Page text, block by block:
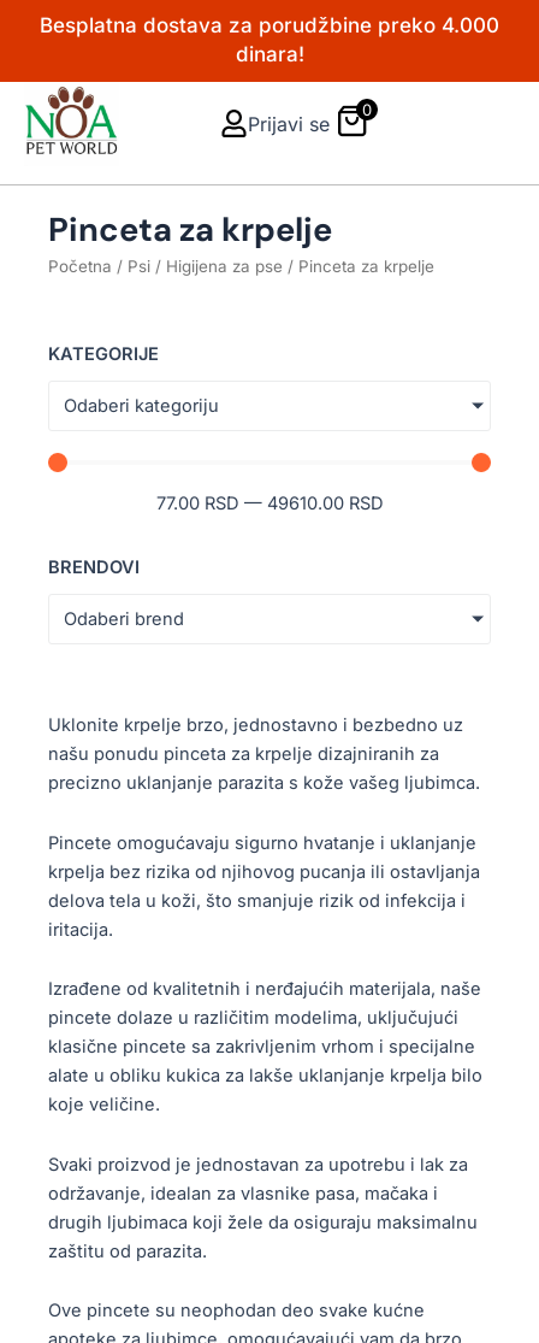
PređiBesplatna dostava za porudžbine preko 4.000
dinara!
Prijavi se
0
Pinceta za krpelje
Početna / Psi / Higijena za pse / Pinceta za krpelje
KATEGORIJE
Odaberi kategoriju
77.00 RSD — 49610.00 RSD
BRENDOVI
Odaberi brend
Uklonite krpelje brzo, jednostavno i bezbedno uz
našu ponudu pinceta za krpelje dizajniranih za
precizno uklanjanje parazita s kože vašeg ljubimca.
Pincete omogućavaju sigurno hvatanje i uklanjanje
krpelja bez rizika od njihovog pucanja ili ostavljanja
delova tela u koži, što smanjuje rizik od infekcija i
iritacija.
Izrađene od kvalitetnih i nerđajućih materijala, naše
pincete dolaze u različitim modelima, uključujući
klasične pincete sa zakrivljenim vrhom i specijalne
alate u obliku kukica za lakše uklanjanje krpelja bilo
koje veličine.
Svaki proizvod je jednostavan za upotrebu i lak za
održavanje, idealan za vlasnike pasa, mačaka i
drugih ljubimaca koji žele da osiguraju maksimalnu
zaštitu od parazita.
Ove pincete su neophodan deo svake kućne